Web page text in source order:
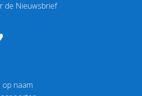
de Nieuwsbrief
op naam